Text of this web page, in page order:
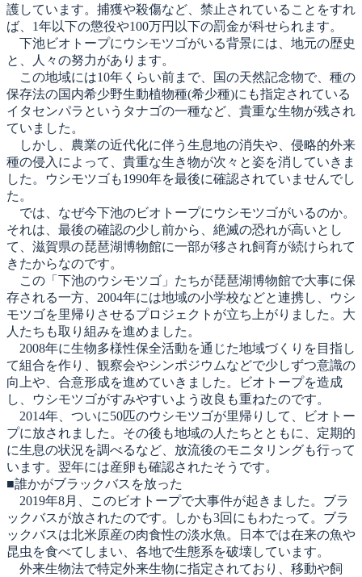
護しています。捕獲や殺傷など、禁止されていることをすれ
ば、1年以下の懲役や100万円以下の罰金が科せられます。
下池ビオトープにウシモツゴがいる背景には、地元の歴史
と、人々の努力があります。
この地域には10年くらい前まで、国の天然記念物で、種の
保存法の国内希少野生動植物種(希少種)にも指定されている
イタセンパラというタナゴの一種など、貴重な生物が残され
ていました。
しかし、農業の近代化に伴う生息地の消失や、侵略的外来
種の侵入によって、貴重な生き物が次々と姿を消していきま
した。ウシモツゴも1990年を最後に確認されていませんでし
た。
では、なぜ今下池のビオトープにウシモツゴがいるのか。
それは、最後の確認の少し前から、絶滅の恐れが高いとし
て、滋賀県の琵琶湖博物館に一部が移され飼育が続けられて
きたからなのです。
この「下池のウシモツゴ」たちが琵琶湖博物館で大事に保
存される一方、2004年には地域の小学校などと連携し、ウシ
モツゴを里帰りさせるプロジェクトが立ち上がりました。大
人たちも取り組みを進めました。
2008年に生物多様性保全活動を通じた地域づくりを目指し
て組合を作り、観察会やシンポジウムなどで少しずつ意識の
向上や、合意形成を進めていきました。ビオトープを造成
し、ウシモツゴがすみやすいよう改良も重ねたのです。
2014年、ついに50匹のウシモツゴが里帰りして、ビオトー
プに放されました。その後も地域の人たちとともに、定期的
に生息の状況を調べるなど、放流後のモニタリングも行って
います。翌年には産卵も確認されたそうです。
■誰かがブラックバスを放った
2019年8月、このビオトープで大事件が起きました。ブラ
ックバスが放されたのです。しかも3回にもわたって。ブラ
ックバスは北米原産の肉食性の淡水魚。日本では在来の魚や
昆虫を食べてしまい、各地で生態系を破壊しています。
外来生物法で特定外来生物に指定されており、移動や飼